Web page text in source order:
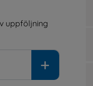
uppföljning